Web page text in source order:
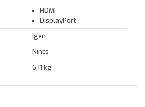
HDMI
DisplayPort
Igen
Nincs
6.11 kg